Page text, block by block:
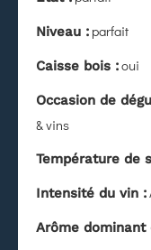
Niveau : parfait
Caisse bois :oui
Occasion de
& vins
Température de
Intensité du vin :
Arôme dominant